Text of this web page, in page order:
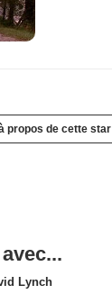
propos de cette star
Lynch